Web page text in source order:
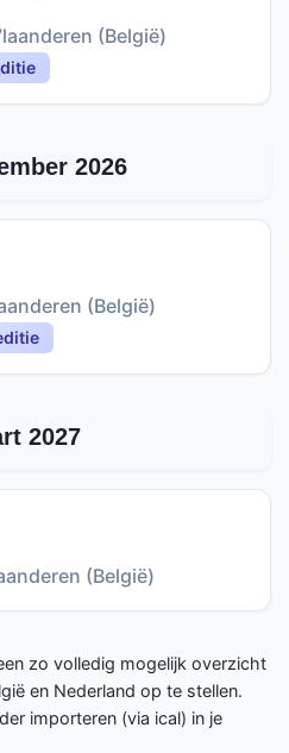
(België)
2026
(België)
2027
(België)
zo volledig mogelijk overzicht
en Nederland op te stellen.
importeren (via ical) in je